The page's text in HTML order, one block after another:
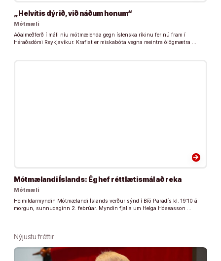
„Helvítis dýrið, við náðum honum“
Mótmæli
Aðalmeðferð í máli níu mótmælenda gegn íslenska ríkinu fer nú fram í
Héraðsdómi Reykjavíkur. Krafist er miskabóta vegna meintra ólögmætra …
arrow_forward
Mótmælandi Íslands: Ég hef réttlætismál að reka
Mótmæli
Heimildarmyndin Mótmælandi Íslands verður sýnd í Bíó Paradís kl. 19:10 á
morgun, sunnudaginn 2. febrúar. Myndin fjalla um Helga Hóseasson …
Nýjustu fréttir